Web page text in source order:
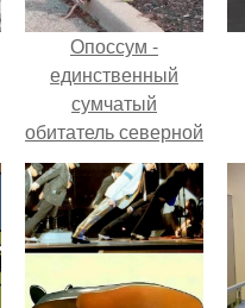
Опоссум -
единственный
сумчатый
обитатель северной
америки.